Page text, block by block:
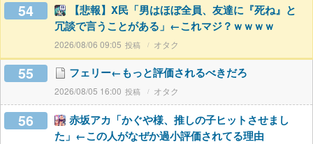
54
【悲報】X民「男はほぼ全員、友達に『死ね』と
冗談で言うことがある」←これマジ？ｗｗｗｗ
2026/08/06 09:05 オタク
55 フェリー←もっと評価されるべきだろ
2026/08/05 16:00 オタク
56
赤坂アカ「かぐや様、推しの子ヒットさせまし
た」←この人がなぜか過小評価されてる理由